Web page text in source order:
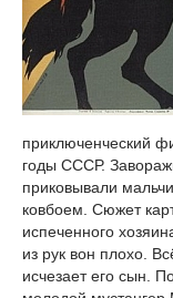
приключенческий
годы СССР.
приковывали
ковбоем. Сюжет
испеченного
из рук вон плохо.
исчезает его сын.